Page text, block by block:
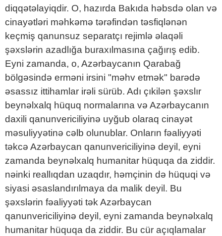
diqqətəlayiqdir. O, hazırda Bakıda həbsdə olan və
cinayətləri məhkəmə tərəfindən təsfiqlənən
keçmiş qanunsuz separatçı rejimlə əlaqəli
şəxslərin azadlığa buraxılmasına çağırış edib.
Eyni zamanda, o, Azərbaycanın Qarabağ
bölgəsində erməni irsini "məhv etmək" barədə
əsassız ittihamlar irəli sürüb. Adı çıkilən şəxslır
beynəlxalq hüquq normalarına və Azərbaycanın
daxili qanunvericiliyinə uyğub olaraq cinayət
məsuliyyətinə cəlb olunublar. Onların fəaliyyəti
təkcə Azərbaycan qanunvericiliyinə deyil, eyni
zamanda beynəlxalq humanitar hüquqa da ziddir.
nəinki reallıqdan uzaqdır, həmçinin də hüquqi və
siyasi əsaslandırılmaya da malik deyil. Bu
şəxslərin fəaliyyəti tək Azərbaycan
qanunvericiliyinə deyil, eyni zamanda beynəlxalq
humanitar hüquqa da ziddir. Bu cür açıqlamalar